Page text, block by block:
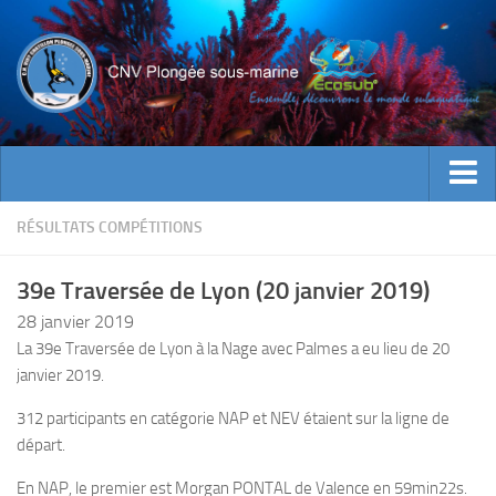
ACTUALITES
INFOS CNV
Bienvenue
Contacts
Documents utiles
Encadrement
Historique
RÉSULTATS COMPÉTITIONS
39e Traversée de Lyon (20 janvier 2019)
28 janvier 2019
La 39e Traversée de Lyon à la Nage avec Palmes a eu lieu de 20
janvier 2019.
312 participants en catégorie NAP et NEV étaient sur la ligne de
départ.
En NAP, le premier est Morgan PONTAL de Valence en 59min22s.